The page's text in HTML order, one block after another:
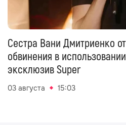
Сестра Вани Дмитриенко
обвинения в
эксклюзив Super
03 августа 15:03